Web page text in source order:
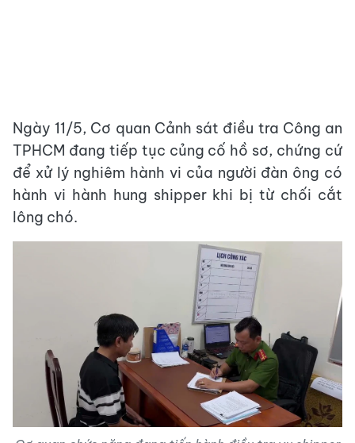
Ngày 11/5, Cơ quan Cảnh sát điều tra Công an
TPHCM đang tiếp tục củng cố hồ sơ, chứng cứ
để xử lý nghiêm hành vi của người đàn ông có
hành vi hành hung shipper khi bị từ chối cắt
lông chó.